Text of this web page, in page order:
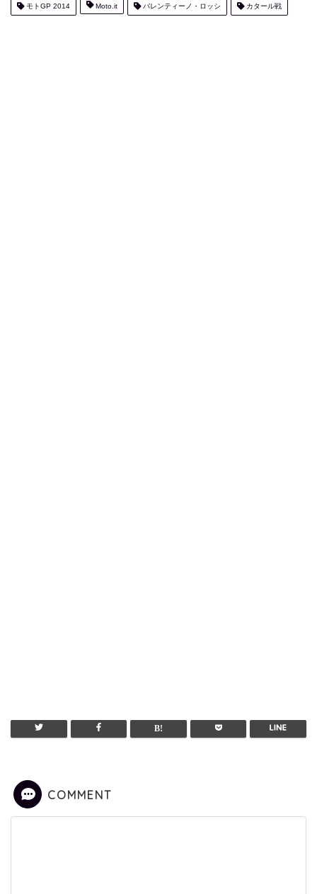
モトGP 2014 Moto.it バレンティーノ・ロッシ カタール戦
COMMENT